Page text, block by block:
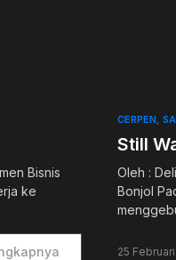
Bisnis
ke
CERPEN
Still
Oleh :
Bonjol
25